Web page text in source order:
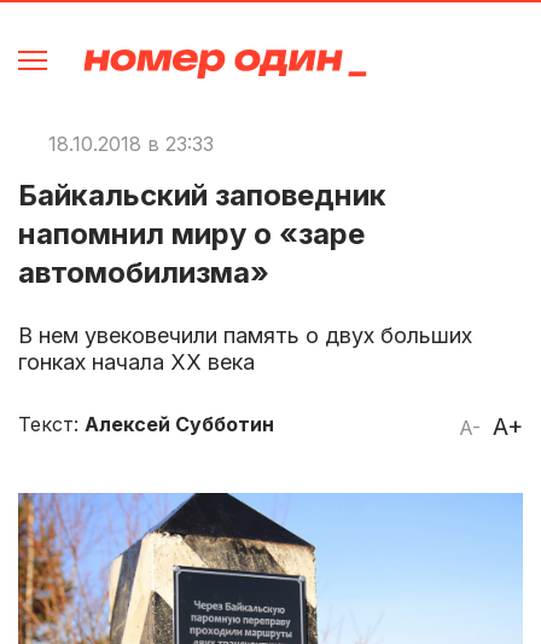
18.10.2018 в 23:33
Байкальский заповедник
напомнил миру о «заре
автомобилизма»
В нем увековечили память о двух больших
гонках начала ХХ века
A- A+
Текст: Алексей Субботин